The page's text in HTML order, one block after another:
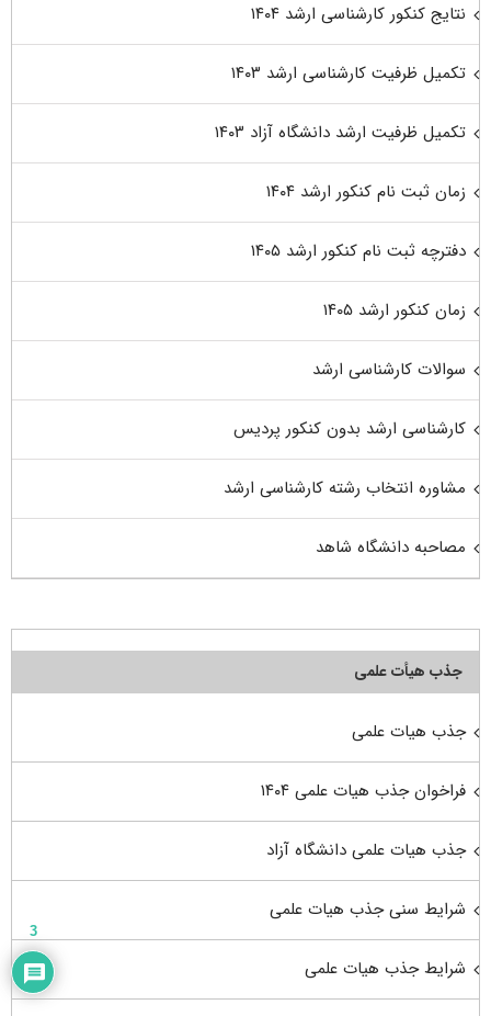
نتایج کنکور کارشناسی ارشد ۱۴۰۴
تکمیل ظرفیت کارشناسی ارشد ۱۴۰۳
تکمیل ظرفیت ارشد دانشگاه آزاد ۱۴۰۳
زمان ثبت نام کنکور ارشد ۱۴۰۴
دفترچه ثبت نام کنکور ارشد ۱۴۰۵
زمان کنکور ارشد ۱۴۰۵
سوالات کارشناسی ارشد
کارشناسی ارشد بدون کنکور پردیس
مشاوره انتخاب رشته کارشناسی ارشد
مصاحبه دانشگاه شاهد
جذب هیأت علمی
جذب هیات علمی
فراخوان جذب هیات علمی ۱۴۰۴
جذب هیات علمی دانشگاه آزاد
شرایط سنی جذب هیات علمی
شرایط جذب هیات علمی
3